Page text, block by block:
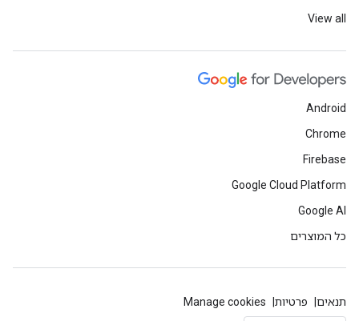
View all
Android
Chrome
Firebase
Google Cloud Platform
Google AI
כל המוצרים
תנאים פרטיות Manage cookies